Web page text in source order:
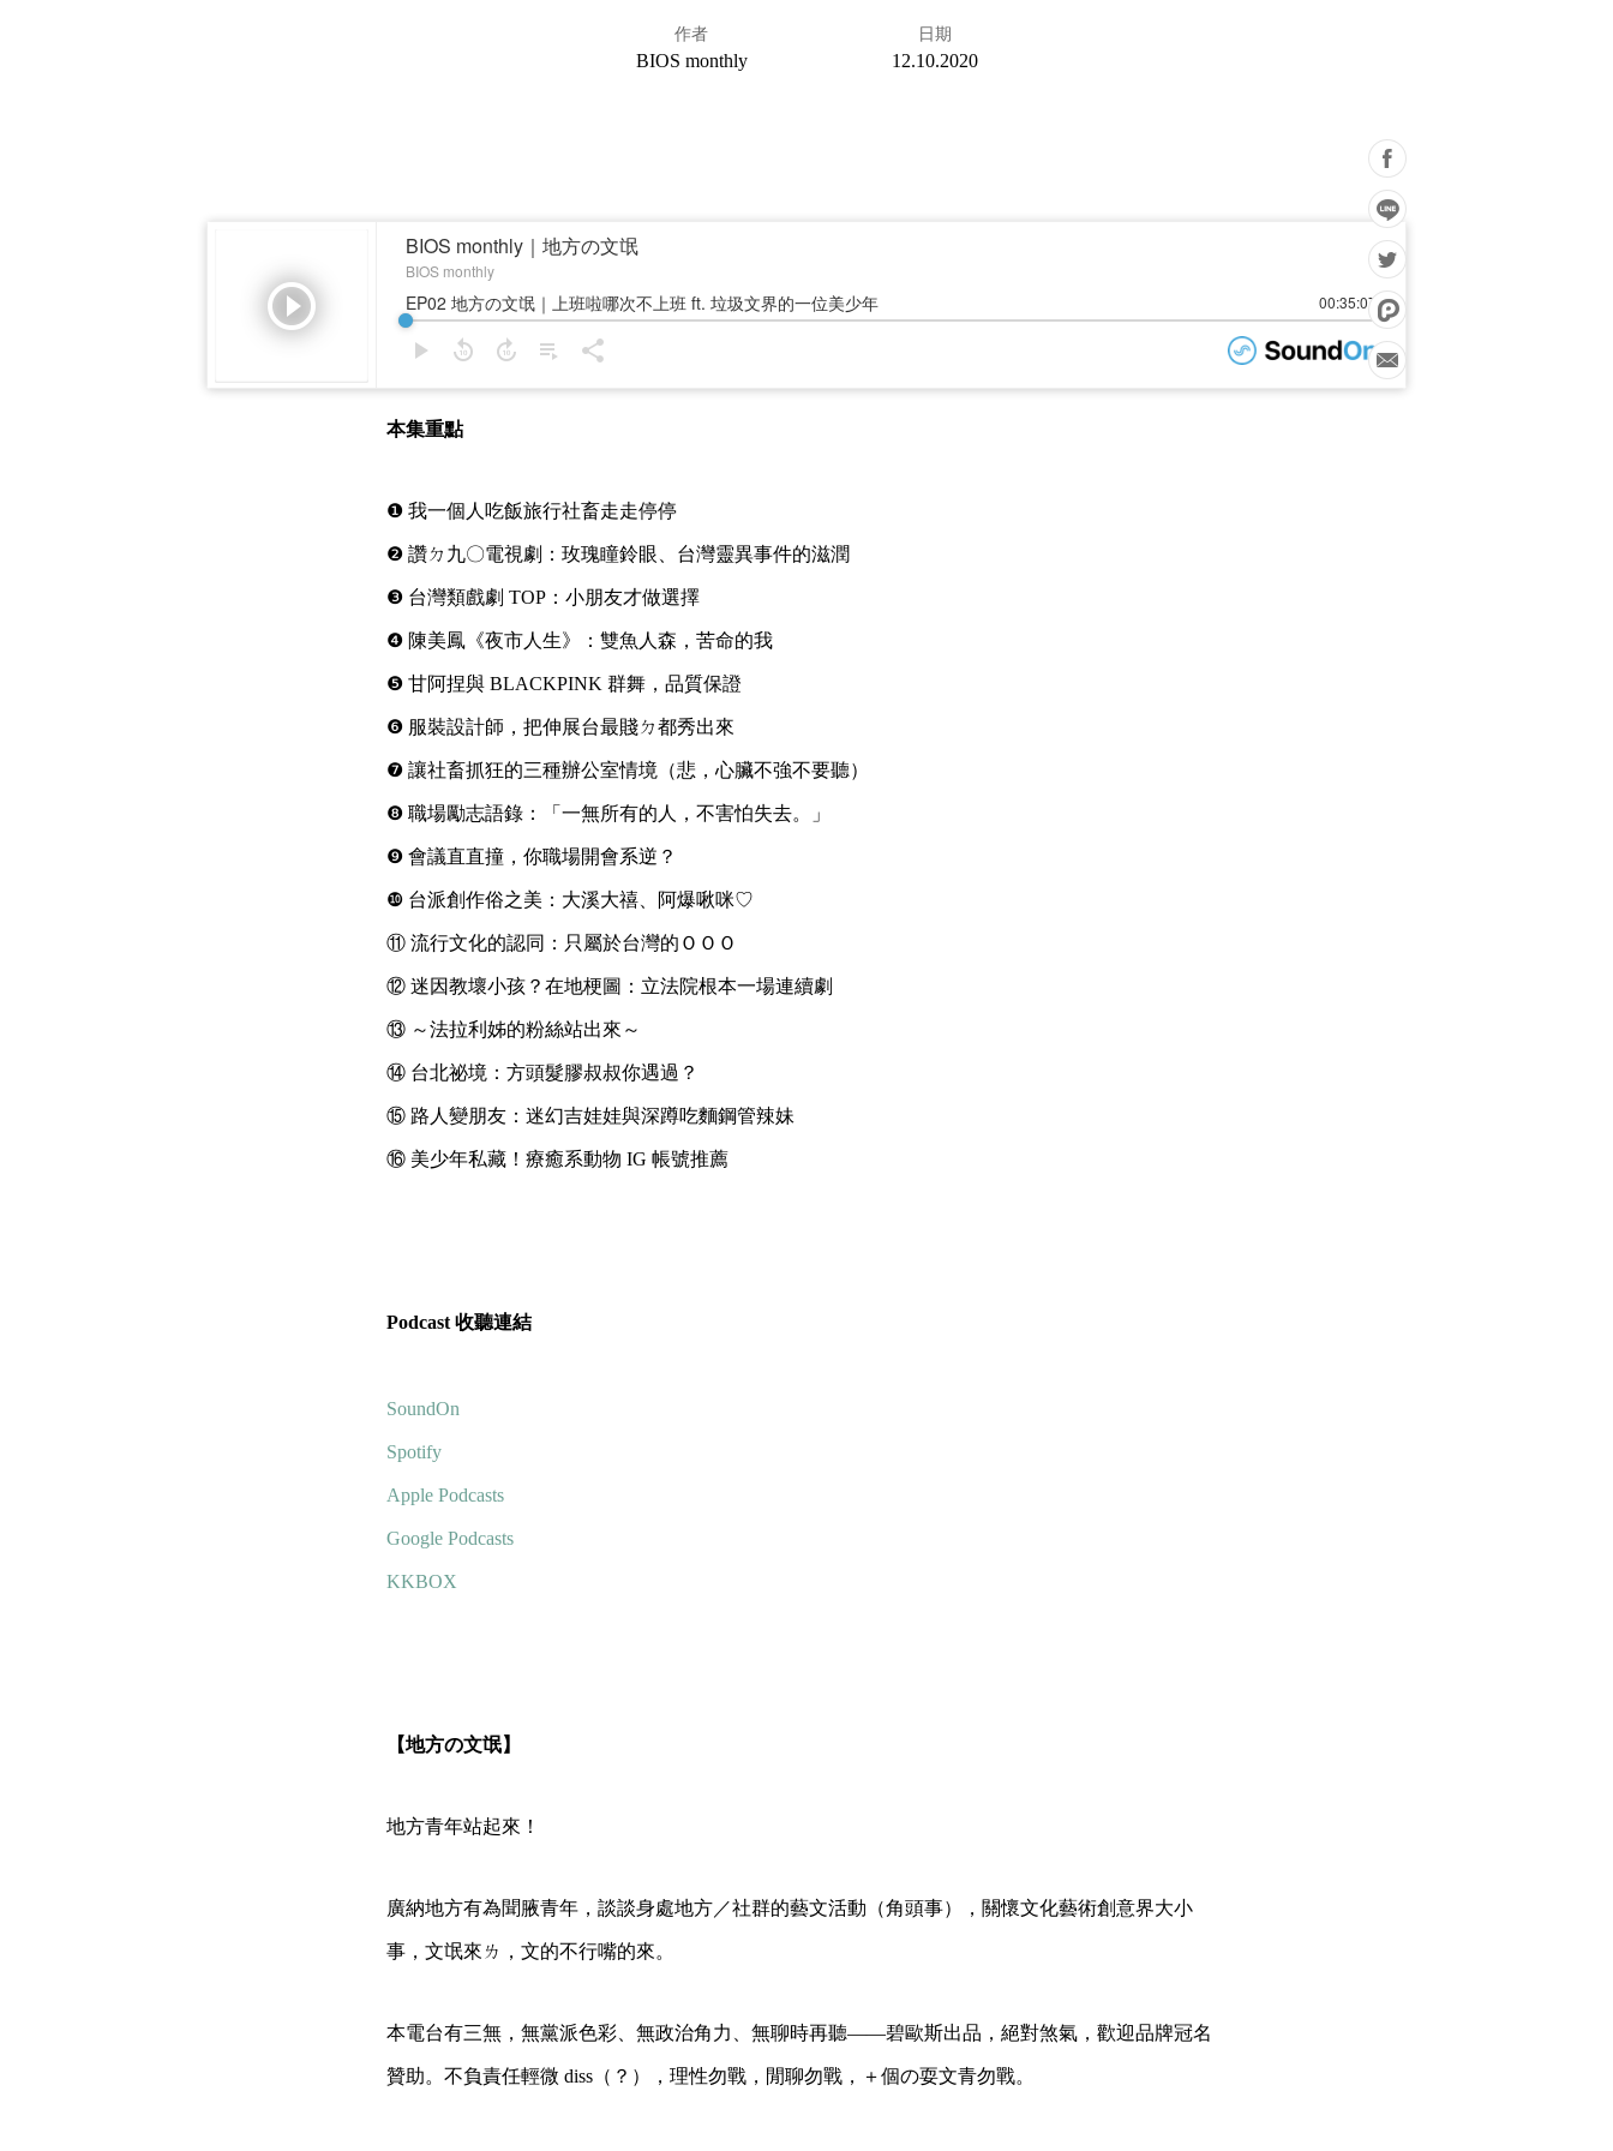
作者
BIOS monthly
日期
12.10.2020
本集重點
❶ 我一個人吃飯旅行社畜走走停停
❷ 讚ㄉ九〇電視劇：玫瑰瞳鈴眼、台灣靈異事件的滋潤
❸ 台灣類戲劇 TOP：小朋友才做選擇
❹ 陳美鳳《夜市人生》：雙魚人森，苦命的我
❺ 甘阿捏與 BLACKPINK 群舞，品質保證
❻ 服裝設計師，把伸展台最賤ㄉ都秀出來
❼ 讓社畜抓狂的三種辦公室情境（悲，心臟不強不要聽）
❽ 職場勵志語錄：「一無所有的人，不害怕失去。」
❾ 會議直直撞，你職場開會系逆？
❿ 台派創作俗之美：大溪大禧、阿爆啾咪♡
⑪ 流行文化的認同：只屬於台灣的ＯＯＯ
⑫ 迷因教壞小孩？在地梗圖：立法院根本一場連續劇
⑬ ～法拉利姊的粉絲站出來～
⑭ 台北祕境：方頭髮膠叔叔你遇過？
⑮ 路人變朋友：迷幻吉娃娃與深蹲吃麵鋼管辣妹
⑯ 美少年私藏！療癒系動物 IG 帳號推薦
Podcast 收聽連結
SoundOn
Spotify
Apple Podcasts
Google Podcasts
KKBOX
【地方の文氓】
地方青年站起來！
廣納地方有為聞腋青年，談談身處地方／社群的藝文活動（角頭事），關懷文化藝術創意界大小
事，文氓來ㄌ，文的不行嘴的來。
本電台有三無，無黨派色彩、無政治角力、無聊時再聽——碧歐斯出品，絕對煞氣，歡迎品牌冠名
贊助。不負責任輕微 diss（？），理性勿戰，閒聊勿戰，＋個の耍文青勿戰。